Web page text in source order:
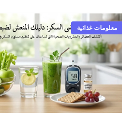
معلومات غذائية